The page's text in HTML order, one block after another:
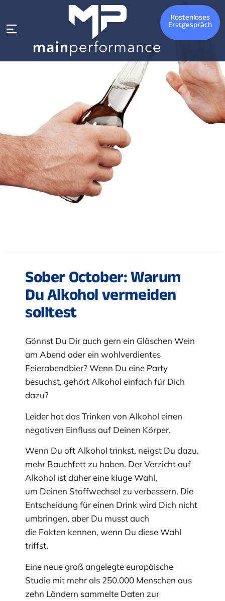
Kostenloses
Erstgespräch
Sober October: Warum
Du Alkohol vermeiden
solltest
Gönnst Du Dir auch gern ein Gläschen Wein
am Abend oder ein wohlverdientes
Feierabendbier? Wenn Du eine Party
besuchst, gehört Alkohol einfach für Dich
dazu?
Leider hat das Trinken von Alkohol einen
negativen Einfluss auf Deinen Körper.
Wenn Du oft Alkohol trinkst, neigst Du dazu,
mehr Bauchfett zu haben. Der Verzicht auf
Alkohol ist daher eine kluge Wahl,
um Deinen Stoffwechsel zu verbessern. Die
Entscheidung für einen Drink wird Dich nicht
umbringen, aber Du musst auch
die Fakten kennen, wenn Du diese Wahl
triffst.
Eine neue groß angelegte europäische
Studie mit mehr als 250.000 Menschen aus
zehn Ländern sammelte Daten zur